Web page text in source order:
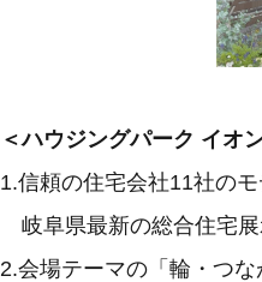
＜ハウジングパーク イオ
1.信頼の住宅会社11社の
岐阜県最新の総合住宅
2.会場テーマの「輪・つ